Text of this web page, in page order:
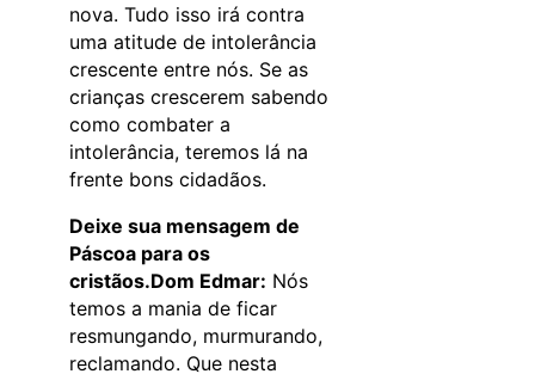
nova. Tudo isso irá contra
uma atitude de intolerância
crescente entre nós. Se as
crianças crescerem sabendo
como combater a
intolerância, teremos lá na
frente bons cidadãos.
Deixe sua mensagem de
Páscoa para os
cristãos.Dom Edmar: Nós
temos a mania de ficar
resmungando, murmurando,
reclamando. Que nesta